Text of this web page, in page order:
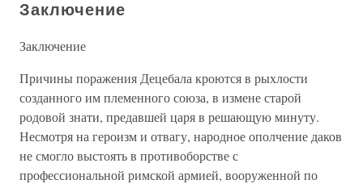
Заключение
Заключение
Причины поражения Децебала кроются в рыхлости
созданного им племенного союза, в измене старой
родовой знати, предавшей царя в решающую минуту.
Несмотря на героизм и отвагу, народное ополчение даков
не смогло выстоять в противоборстве с
профессиональной римской армией, вооруженной по